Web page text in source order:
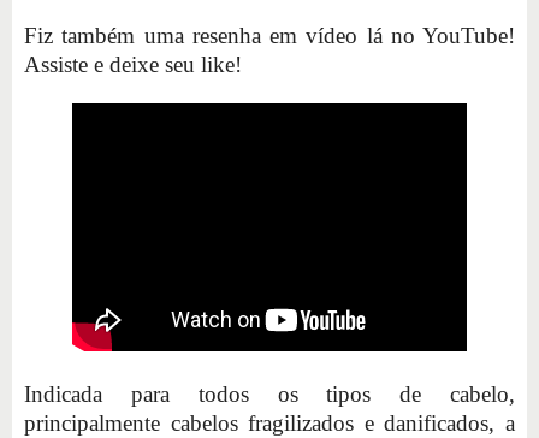
Fiz também uma resenha em vídeo lá no YouTube!
Assiste e deixe seu like!
Indicada para todos os tipos de cabelo,
principalmente cabelos fragilizados e danificados, a